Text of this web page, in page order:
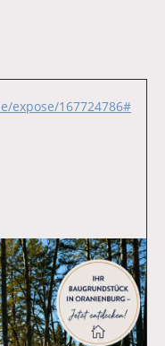
expose/167724786#